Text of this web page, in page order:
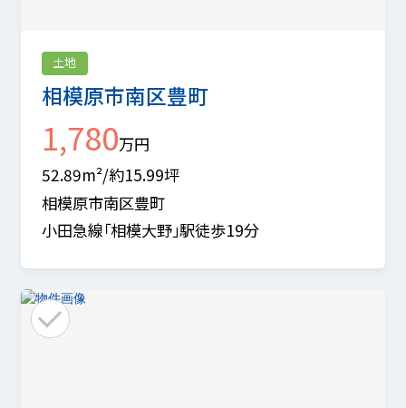
相模原市南区豊町
土地
1,780万円
52.89m²/約15.99坪
相模原市南区豊町
小田急線「相模大野」駅徒歩19分